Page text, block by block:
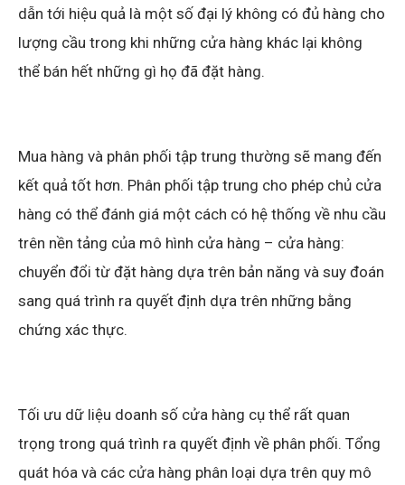
dẫn tới hiệu quả là một số đại lý không có đủ hàng cho
lượng cầu trong khi những cửa hàng khác lại không
thể bán hết những gì họ đã đặt hàng.
Mua hàng và phân phối tập trung thường sẽ mang đến
kết quả tốt hơn. Phân phối tập trung cho phép chủ cửa
hàng có thể đánh giá một cách có hệ thống về nhu cầu
trên nền tảng của mô hình cửa hàng – cửa hàng:
chuyển đổi từ đặt hàng dựa trên bản năng và suy đoán
sang quá trình ra quyết định dựa trên những bằng
chứng xác thực.
Tối ưu dữ liệu doanh số cửa hàng cụ thể rất quan
trọng trong quá trình ra quyết định về phân phối. Tổng
quát hóa và các cửa hàng phân loại dựa trên quy mô